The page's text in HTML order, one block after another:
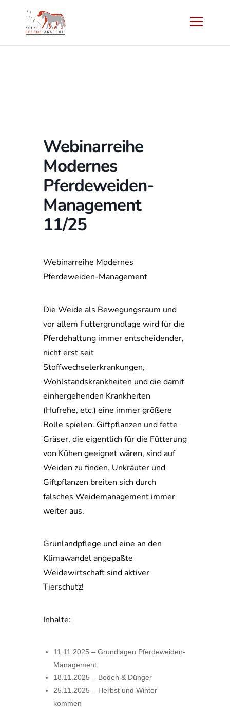
Webinarreihe
Modernes
Pferdeweiden-
Management
11/25
Webinarreihe Modernes
Pferdeweiden-Management
Die Weide als Bewegungsraum und
vor allem Futtergrundlage wird für die
Pferdehaltung immer entscheidender,
nicht erst seit
Stoffwechselerkrankungen,
Wohlstandskrankheiten und die damit
einhergehenden Krankheiten
(Hufrehe, etc.) eine immer größere
Rolle spielen. Giftpflanzen und fette
Gräser, die eigentlich für die Fütterung
von Kühen geeignet wären, sind auf
Weiden zu finden. Unkräuter und
Giftpflanzen breiten sich durch
falsches Weidemanagement immer
weiter aus.
Grünlandpflege und eine an den
Klimawandel angepaßte
Weidewirtschaft sind aktiver
Tierschutz!
Inhalte:
11.11.2025 – Grundlagen Pferdeweiden-
Management
18.11.2025 – Boden & Dünger
25.11.2025 – Herbst und Winter
kommen